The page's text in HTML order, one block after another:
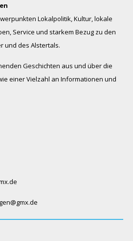
Lokalpolitik, Kultur, lokale
Service und starkem Bezug zu den
und des Alstertals.
Geschichten aus und über die
einer Vielzahl an Informationen und